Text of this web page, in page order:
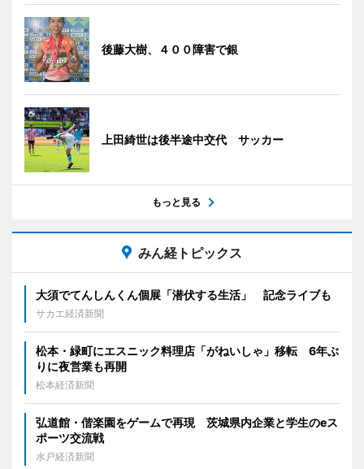
後藤大樹、４００障害で銀
上田綺世は後半途中交代 サッカー
もっと見る
みん経トピックス
大須でてんしんくん個展「潜伏する生活」 記念ライブも
サカエ経済新聞
松本・緑町にエスニック料理店「がねいしゃ」移転 6年ぶ
りに夜営業も再開
松本経済新聞
弘道館・偕楽園をゲームで再現 茨城県内企業と学生のeス
ポーツ交流戦
水戸経済新聞